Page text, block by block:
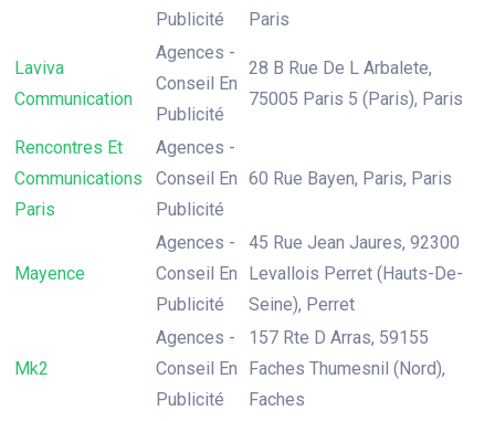
Publicité
Paris
Laviva
Communication
Agences -
Conseil En
Publicité
28 B Rue De L Arbalete,
75005 Paris 5 (Paris), Paris
Rencontres Et
Communications
Paris
Agences -
Conseil En
Publicité
60 Rue Bayen, Paris, Paris
Mayence
Agences -
Conseil En
Publicité
45 Rue Jean Jaures, 92300
Levallois Perret (Hauts-De-
Seine), Perret
Mk2
Agences -
Conseil En
Publicité
157 Rte D Arras, 59155
Faches Thumesnil (Nord),
Faches